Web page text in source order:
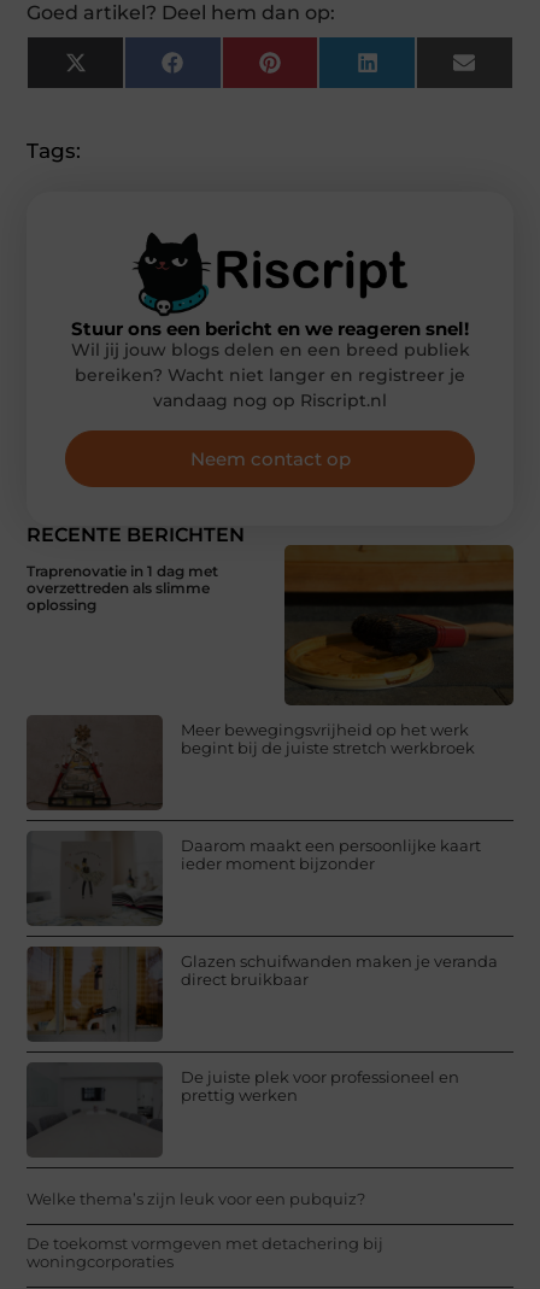
Goed artikel? Deel hem dan op:
X
(Twitter)
FacebookPinterestLinkedInEmail
Tags:
RECENTE BERICHTEN
Traprenovatie in 1 dag met
overzettreden als slimme
oplossing
Meer bewegingsvrijheid op het werk
begint bij de juiste stretch werkbroek
Daarom maakt een persoonlijke kaart
ieder moment bijzonder
Glazen schuifwanden maken je veranda
direct bruikbaar
De juiste plek voor professioneel en
prettig werken
Welke thema’s zijn leuk voor een pubquiz?
De toekomst vormgeven met detachering bij
woningcorporaties
Stuur ons een bericht en we reageren snel!
Wil jij jouw blogs delen en een breed publiek
bereiken? Wacht niet langer en registreer je
vandaag nog op Riscript.nl
Neem contact op